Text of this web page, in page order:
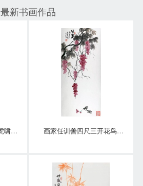
最新书画作品
任训善国画虎作品《虎啸泉鸣》四尺整张真迹 画家任训善四尺三开花鸟画作品《硕果》